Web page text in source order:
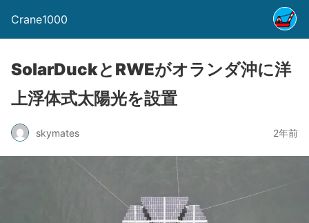
Crane1000
SolarDuckとRWEがオランダ沖に洋
上浮体式太陽光を設置
skymates 2年前